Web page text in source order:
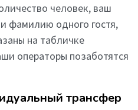
человек, ваш
фамилию одного гостя,
на табличке
операторы позаботятся
трансфер